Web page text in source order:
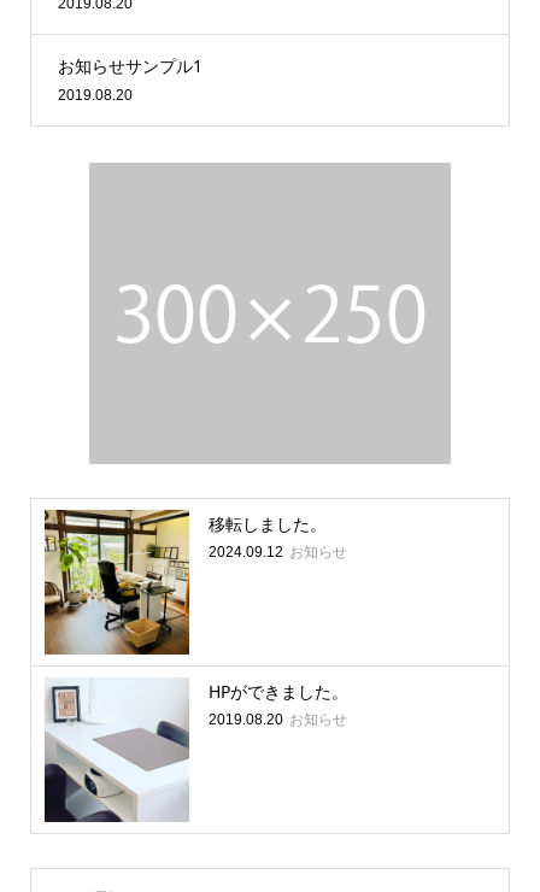
2019.08.20
お知らせサンプル1
2019.08.20
移転しました。
2024.09.12 お知らせ
HPができました。
2019.08.20 お知らせ